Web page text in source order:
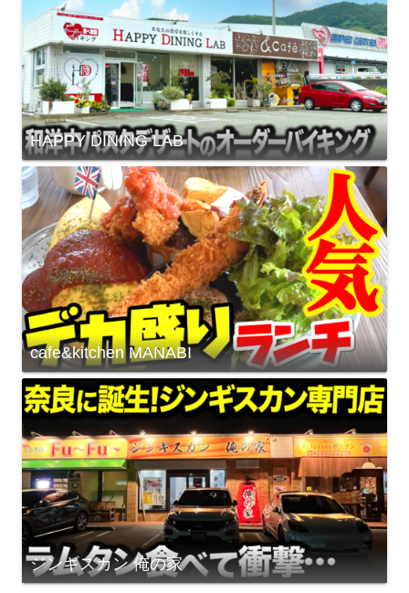
HAPPY DINING LAB
cafe&kitchen MANABI
ジンギスカン 俺の家